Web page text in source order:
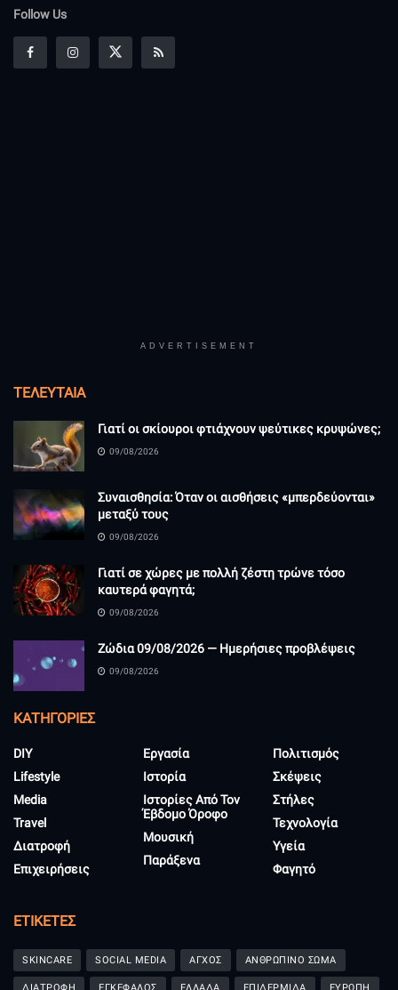
Follow Us
ADVERTISEMENT
ΤΕΛΕΥΤΑΊΑ
Γιατί οι σκίουροι φτιάχνουν ψεύτικες κρυψώνες;
09/08/2026
Συναισθησία: Όταν οι αισθήσεις «μπερδεύονται»
μεταξύ τους
09/08/2026
Γιατί σε χώρες με πολλή ζέστη τρώνε τόσο
καυτερά φαγητά;
09/08/2026
Ζώδια 09/08/2026 — Ημερήσιες προβλέψεις
09/08/2026
KΑΤΗΓΟΡΊΕΣ
DIY
Lifestyle
Media
Travel
Διατροφή
Επιχειρήσεις
Εργασία
Ιστορία
Ιστορίες Από Τον
Έβδομο Όροφο
Μουσική
Παράξενα
Πολιτισμός
Σκέψεις
Στήλες
Τεχνολογία
Υγεία
Φαγητό
ΕΤΙΚΈΤΕΣ
SKINCARE SOCIAL MEDIA ΑΓΧΟΣ ΑΝΘΡΩΠΙΝΟ ΣΩΜΑ